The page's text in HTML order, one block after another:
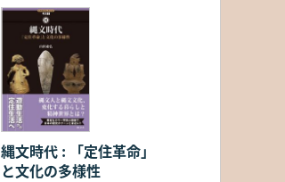
縄文時代 : 「定住革命」
と文化の多様性